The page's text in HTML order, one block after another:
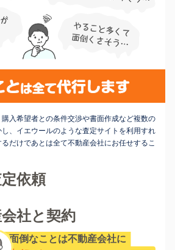
入希望者との条件交渉や書面作成など複数の
、イエウールのような査定サイトを利用すれ
だけであとは全て不動産会社にお任せするこ
依頼
社と契約
面倒なことは不動産会社に